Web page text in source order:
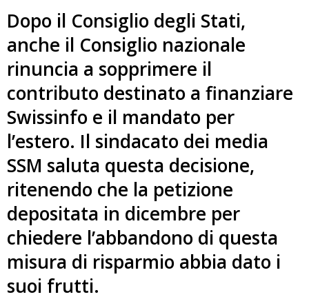
Dopo il Consiglio degli Stati,
anche il Consiglio nazionale
rinuncia a sopprimere il
contributo destinato a finanziare
Swissinfo e il mandato per
l’estero. Il sindacato dei media
SSM saluta questa decisione,
ritenendo che la petizione
depositata in dicembre per
chiedere l’abbandono di questa
misura di risparmio abbia dato i
suoi frutti.